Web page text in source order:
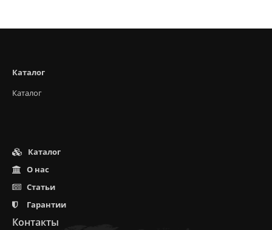
Каталог
Каталог
Каталог
О нас
Статьи
Гарантии
Контакты